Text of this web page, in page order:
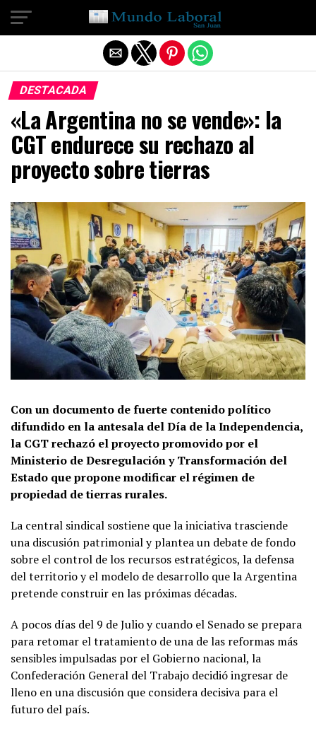
DESTACADA
«La Argentina no se vende»: la
CGT endurece su rechazo al
proyecto sobre tierras
Con un documento de fuerte contenido político
difundido en la antesala del Día de la Independencia,
la CGT rechazó el proyecto promovido por el
Ministerio de Desregulación y Transformación del
Estado que propone modificar el régimen de
propiedad de tierras rurales.
La central sindical sostiene que la iniciativa trasciende
una discusión patrimonial y plantea un debate de fondo
sobre el control de los recursos estratégicos, la defensa
del territorio y el modelo de desarrollo que la Argentina
pretende construir en las próximas décadas.
A pocos días del 9 de Julio y cuando el Senado se prepara
para retomar el tratamiento de una de las reformas más
sensibles impulsadas por el Gobierno nacional, la
Confederación General del Trabajo decidió ingresar de
lleno en una discusión que considera decisiva para el
futuro del país.
Salir de la versión móvil